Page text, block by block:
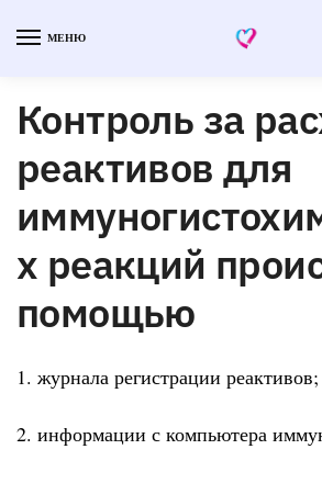
МЕНЮ
Контроль за
реактивов для
х реакций
помощью
1. журнала регистрации реактивов;
2. информации с компьютера